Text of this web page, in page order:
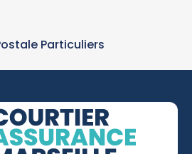
Particuliers